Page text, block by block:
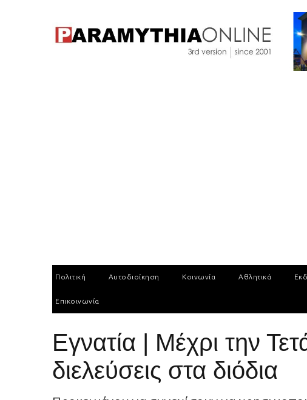
Πολιτική Αυτοδιοίκηση Κοινωνία Αθλητικά
Επικοινωνία
Εγνατία | Μέχρι την
διελεύσεις στα διόδια